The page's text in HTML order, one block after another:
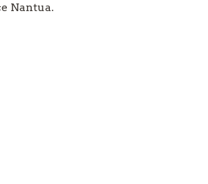
Nantua.